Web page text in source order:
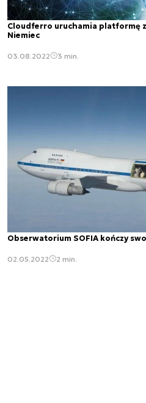
Cloudferro uruchamia platformę
Niemiec
03.08.2022 3 min.
Obserwatorium SOFIA kończy
02.05.2022 2 min.